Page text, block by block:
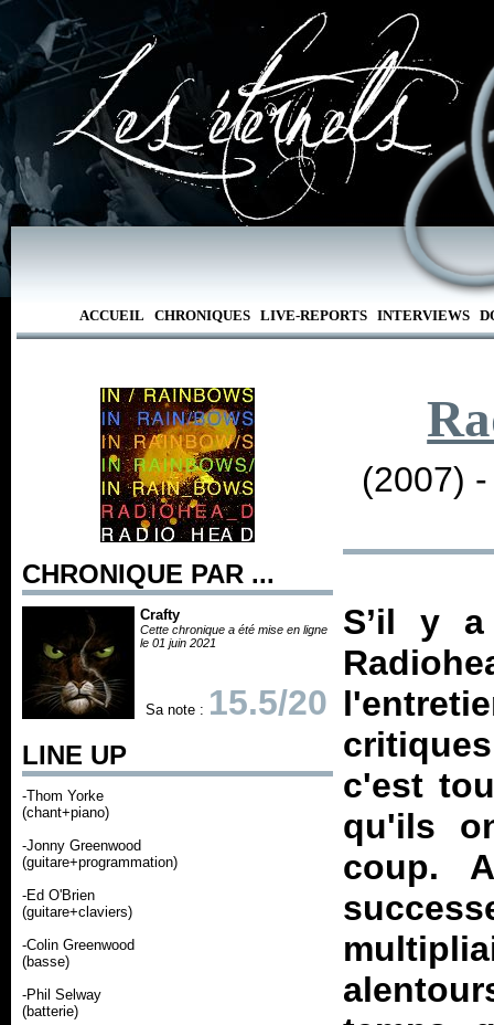
ACCUEIL CHRONIQUES LIVE-REPORTS INTERVIEWS
CHRONIQUE PAR ...
Crafty
Cette chronique a été mise en ligne
le 01 juin 2021
Sa note : 15.5/20
LINE UP
-Thom Yorke
(chant+piano)
-Jonny Greenwood
(guitare+programmation)
-Ed O'Brien
(guitare+claviers)
-Colin Greenwood
(basse)
-Phil Selway
(batterie)
(2007)
S’il y
c'est
qu'ils
coup.